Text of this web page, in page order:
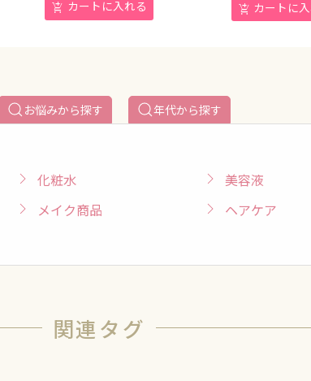
お悩みから探す 年代から探す
化粧水 美容液
メイク商品 ヘアケア
関連タグ